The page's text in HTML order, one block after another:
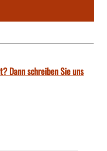
Dann schreiben Sie uns